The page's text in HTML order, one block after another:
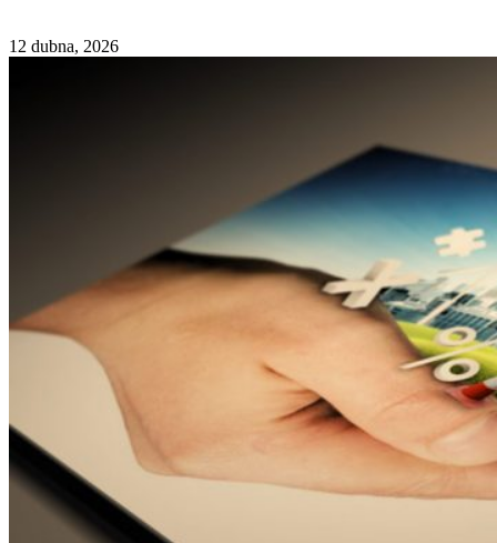
12 dubna, 2026